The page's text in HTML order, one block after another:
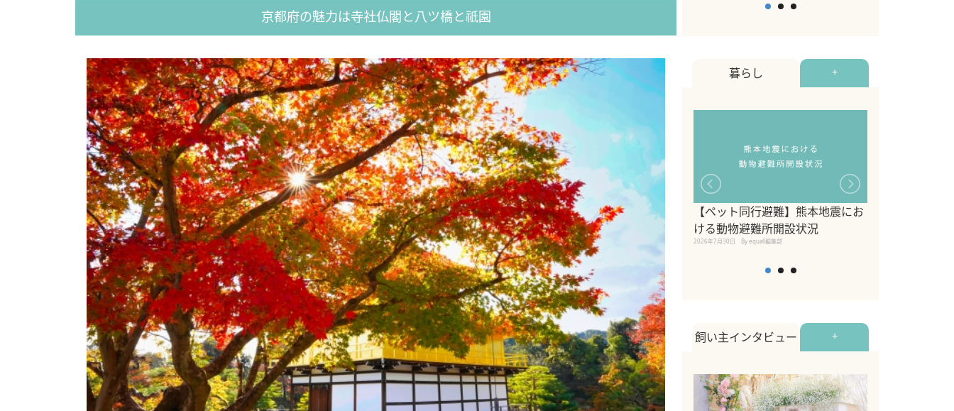
京都府の魅力は寺社仏閣と八ツ橋と祇園
暮らし +
【ペット同行避難】熊本地震にお
ける動物避難所開設状況
2026年7月30日 By equall編集部
飼い主インタビュー +